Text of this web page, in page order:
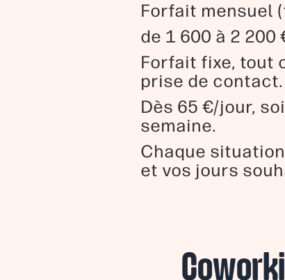
Forfait mensuel
de 1 600 à 2 200
Forfait fixe, tout
prise de contact.
Dès 65 €/jour,
semaine.
Chaque
et vos jours